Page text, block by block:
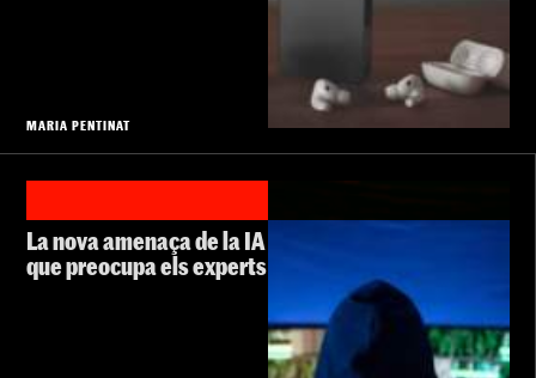
MARIA PENTINAT
La nova amenaça de la IA
que preocupa els experts